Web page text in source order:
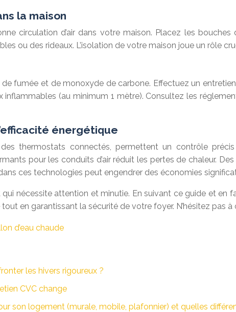
la maison
circulation d’air dans votre maison. Placez les
ou des rideaux. L’isolation de votre maison joue un rôle
fumée et de monoxyde de carbone. Effectuez un
(au minimum 1 mètre). Consultez les
énergétique
thermostats connectés, permettent un contrôle
pour les conduits d’air réduit les pertes de chaleur.
ces technologies peut engendrer des économies
qui nécessite attention et minutie. En suivant ce guide et
en garantissant la sécurité de votre foyer. N’hésitez pas
d’eau chaude
les hivers rigoureux ?
CVC change
son logement (murale, mobile, plafonnier) et quelles